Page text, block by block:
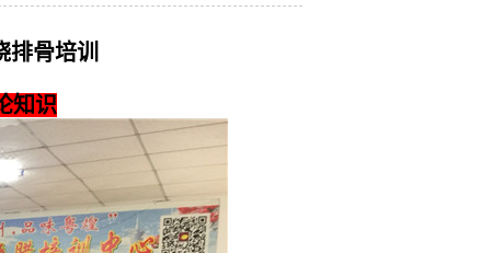
骨培训
知识